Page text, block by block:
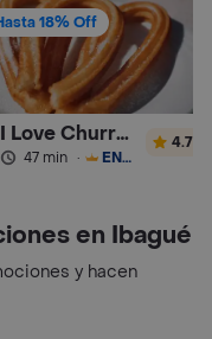
18% Off
I Love Churros 95
47 min · ENVÍO GRATIS
4.7
en Ibagué
y hacen